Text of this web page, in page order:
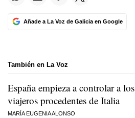
Añade a La Voz de Galicia en Google
También en La Voz
España empieza a controlar a los
viajeros procedentes de Italia
MARÍA EUGENIA ALONSO